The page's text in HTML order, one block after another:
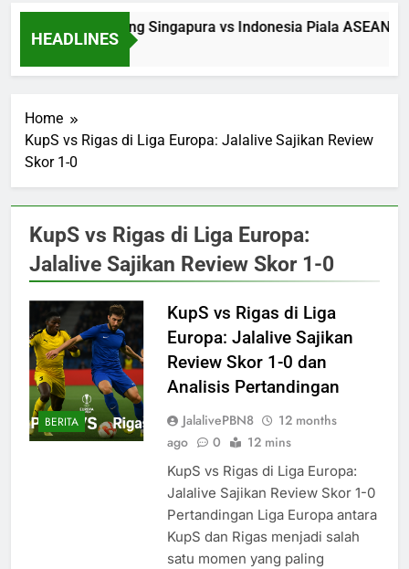
HEADLINES
Saksikan Streaming Singapura vs Indonesia Piala ASEAN
5 Hours Ago
Home
KupS vs Rigas di Liga Europa: Jalalive Sajikan Review
Skor 1-0
KupS vs Rigas di Liga Europa:
Jalalive Sajikan Review Skor 1-0
BERITA
KupS vs Rigas di Liga
Europa: Jalalive Sajikan
Review Skor 1-0 dan
Analisis Pertandingan
JalalivePBN8
12 months
ago
0 12 mins
KupS vs Rigas di Liga Europa:
Jalalive Sajikan Review Skor 1-0
Pertandingan Liga Europa antara
KupS dan Rigas menjadi salah
satu momen yang paling